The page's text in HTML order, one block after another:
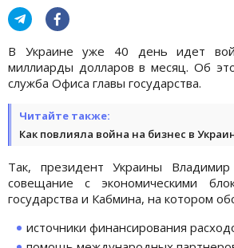
В Украине уже 40 день идет
миллиарды долларов в месяц. Об
служба Офиса главы государства.
Читайте также:
Как повлияла война на бизнес в
Так, президент Украины Владимир
совещание с экономическими
государства и Кабмина, на котором
источники финансирования